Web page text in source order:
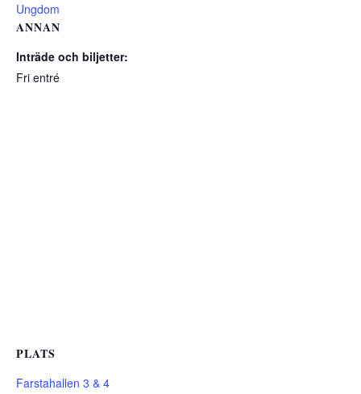
Ungdom
ANNAN
Inträde och biljetter:
Fri entré
PLATS
Farstahallen 3 & 4